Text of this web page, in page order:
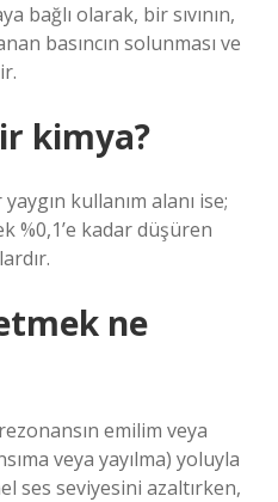
bağlı olarak, bir sıvının,
basıncın solunması ve
kimya?
kullanım alanı ise;
%0,1’e kadar düşüren
ne
emilim veya
veya yayılma) yoluyla
ses seviyesini azaltırken,